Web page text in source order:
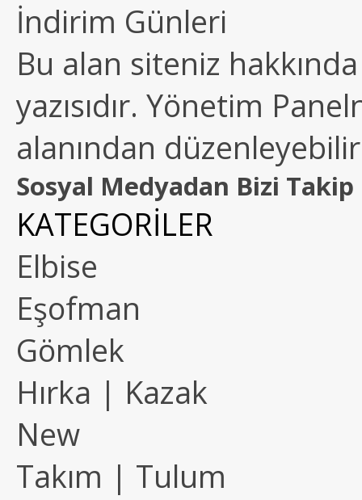
İndirim Günleri
Bu alan siteniz
yazısıdır. Yönetim
alanından
Sosyal Medyadan Bizi Takip
KATEGORİLER
Elbise
Eşofman
Gömlek
Hırka | Kazak
New
Takım | Tulum